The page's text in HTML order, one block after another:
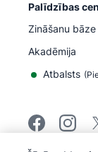
Palīdzības
Zināšanu bāze
Akadēmija
Atbalsts (